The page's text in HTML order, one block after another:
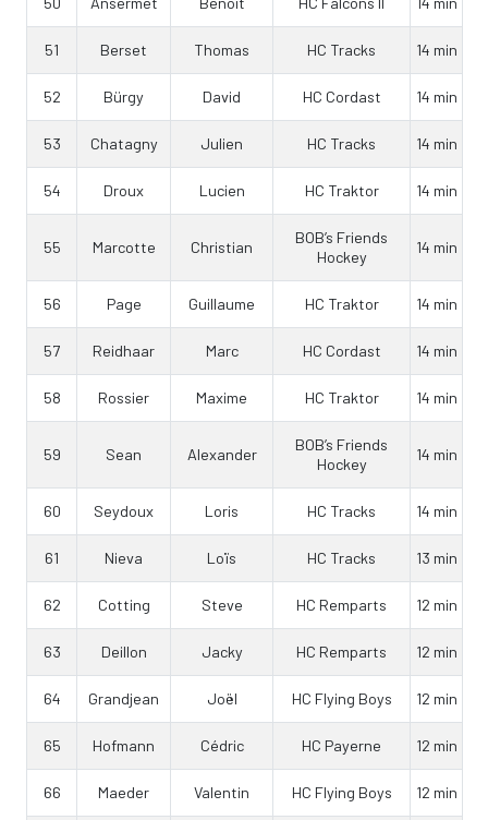
51 Berset Thomas HC Tracks 14 min
52 Bürgy David HC Cordast 14 min
53 Chatagny Julien HC Tracks 14 min
54 Droux Lucien HC Traktor 14 min
55 Marcotte Christian
BOB’s Friends
Hockey
14 min
56 Page Guillaume HC Traktor 14 min
57 Reidhaar Marc HC Cordast 14 min
58 Rossier Maxime HC Traktor 14 min
59 Sean Alexander
BOB’s Friends
Hockey
14 min
60 Seydoux Loris HC Tracks 14 min
61 Nieva Loïs HC Tracks 13 min
62 Cotting Steve HC Remparts 12 min
63 Deillon Jacky HC Remparts 12 min
64 Grandjean Joël HC Flying Boys 12 min
65 Hofmann Cédric HC Payerne 12 min
66 Maeder Valentin HC Flying Boys 12 min